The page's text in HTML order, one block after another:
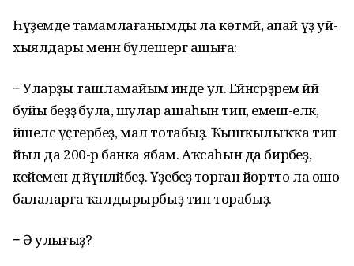
Һүҙемде тамамлағанымды ла көтмәй, апай үҙ уй-
хыялдары менән бүлешергә ашыға:
− Уларҙы ташламайым инде ул. Ейәнсәрҙәрем йәй
буйы беҙҙә була, шулар ашаһын тип, емеш-еләк,
йәшелсә үҫтерәбеҙ, мал тотабыҙ. Ҡышҡылыҡҡа тип
йыл да 200-әр банка ябам. Аҡсаһын да бирәбеҙ,
кейемен дә йүнләйбеҙ. Үҙебеҙ торған йортто ла ошо
балаларға ҡалдырырбыҙ тип торабыҙ.
− Ә улығыҙ?